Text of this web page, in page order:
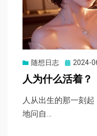
随想日志
Posted
on
2024-
人为什么活着？
人从出生的那一刻
地问自…